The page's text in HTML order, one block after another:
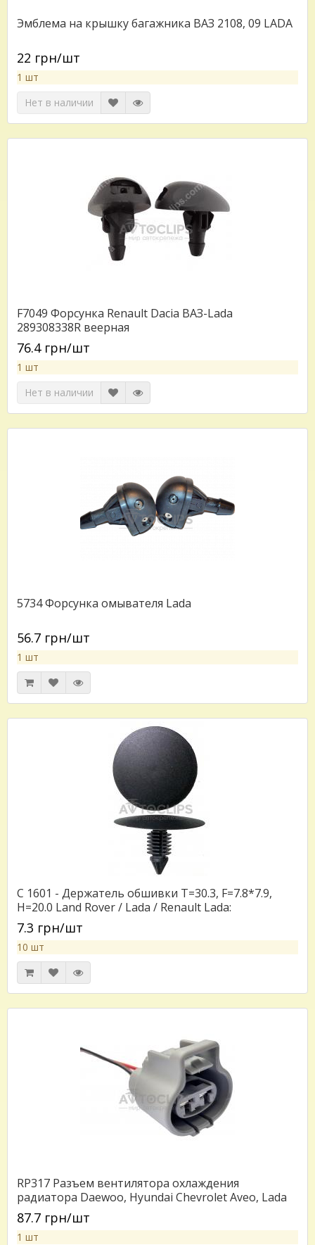
Эмблема на крышку багажника ВАЗ 2108, 09 LADA
22 грн/шт
1 шт
Нет в наличии
F7049 Форсунка Renault Dacia ВАЗ-Lada
289308338R веерная
76.4 грн/шт
1 шт
Нет в наличии
5734 Форсунка омывателя Lada
56.7 грн/шт
1 шт
C 1601 - Держатель обшивки T=30.3, F=7.8*7.9,
H=20.0 Land Rover / Lada / Renault Lada:
8200727568Land Rover: AP3476PRenault:
8200727568
7.3 грн/шт
10 шт
RP317 Разъем вентилятора охлаждения
радиатора Daewoo, Hyundai Chevrolet Aveo, Lada
Granta серии 4,8мм аналог AMP 176146-2 Tyota
90980-10928
87.7 грн/шт
1 шт